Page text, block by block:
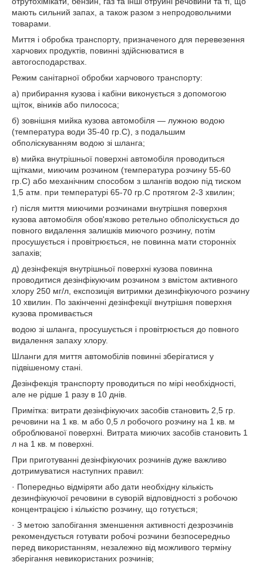
мають сильний запах, а також разом з непродовольчими
товарами.
Миття і обробка транспорту, призначеного для перевезення
харчових продуктів, повинні здійснюватися в
автогосподарствах.
Режим санітарної обробки харчового транспорту:
а) прибирання кузова і кабіни виконується з допомогою
щіток, віників або пилососа;
б) зовнішня мийка кузова автомобіля — лужною водою
(температура води 35-40 гр.C), з подальшим
обполіскуванням водою зі шланга;
в) мийка внутрішньої поверхні автомобіля проводиться
щітками, миючим розчином (температура розчину 55-60
гр.C) або механічним способом з шлангів водою під тиском
1,5 атм. при температурі 65-70 гр.C протягом 2-3 хвилин;
г) після миття миючими розчинами внутрішня поверхня
кузова автомобіля обов'язково ретельно обполіскується до
повного видалення залишків миючого розчину, потім
просушується і провітрюється, не повинна мати сторонніх
запахів;
д) дезінфекція внутрішньої поверхні кузова повинна
проводитися дезінфікуючим розчином з вмістом активного
хлору 250 мг/л, експозиція витримки дезинфікуючого розчину
10 хвилин. По закінченні дезінфекції внутрішня поверхня
кузова промивається
водою зі шланга, просушується і провітрюється до повного
видалення запаху хлору.
Шланги для миття автомобілів повинні зберігатися у
підвішеному стані.
Дезінфекція транспорту проводиться по мірі необхідності,
але не рідше 1 разу в 10 днів.
Примітка: витрати дезінфікуючих засобів становить 2,5 гр.
речовини на 1 кв. м або 0,5 л робочого розчину на 1 кв. м
оброблюваної поверхні. Витрата миючих засобів становить 1
л на 1 кв. м поверхні.
При приготуванні дезінфікуючих розчинів дуже важливо
дотримуватися наступних правил:
· Попередньо відміряти або дати необхідну кількість
дезинфікуючої речовини в суворій відповідності з робочою
концентрацією і кількістю розчину, що готується;
· З метою запобігання зменшення активності дезрозчинів
рекомендується готувати робочі розчини безпосередньо
перед використанням, незалежно від можливого терміну
зберігання невикористаних розчинів;